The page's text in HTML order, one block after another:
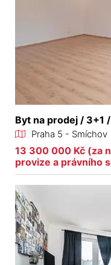
Byt na prodej / 3+1
Praha 5 - Smíchov
13 300 000 Kč (za
provize a právního